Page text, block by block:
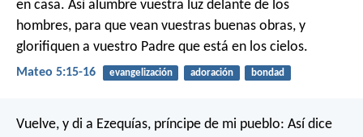
en casa. Así alumbre vuestra luz delante de los
hombres, para que vean vuestras buenas obras, y
glorifiquen a vuestro Padre que está en los cielos.
Mateo 5:15-16 evangelización adoración bondad
Vuelve, y di a Ezequías, príncipe de mi pueblo: Así dice